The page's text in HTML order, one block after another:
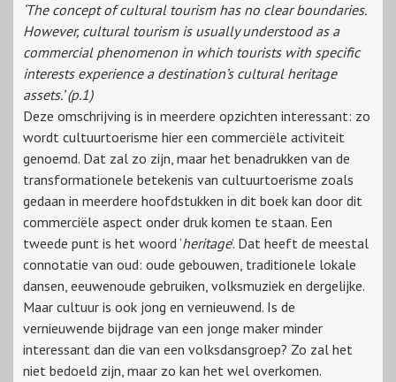
‘The concept of cultural tourism has no clear boundaries.
However, cultural tourism is usually understood as a
commercial phenomenon in which tourists with specific
interests experience a destination’s cultural heritage
assets.’ (p.1)
Deze omschrijving is in meerdere opzichten interessant: zo
wordt cultuurtoerisme hier een commerciële activiteit
genoemd. Dat zal zo zijn, maar het benadrukken van de
transformationele betekenis van cultuurtoerisme zoals
gedaan in meerdere hoofdstukken in dit boek kan door dit
commerciële aspect onder druk komen te staan. Een
tweede punt is het woord ‘heritage’. Dat heeft de meestal
connotatie van oud: oude gebouwen, traditionele lokale
dansen, eeuwenoude gebruiken, volksmuziek en dergelijke.
Maar cultuur is ook jong en vernieuwend. Is de
vernieuwende bijdrage van een jonge maker minder
interessant dan die van een volksdansgroep? Zo zal het
niet bedoeld zijn, maar zo kan het wel overkomen.